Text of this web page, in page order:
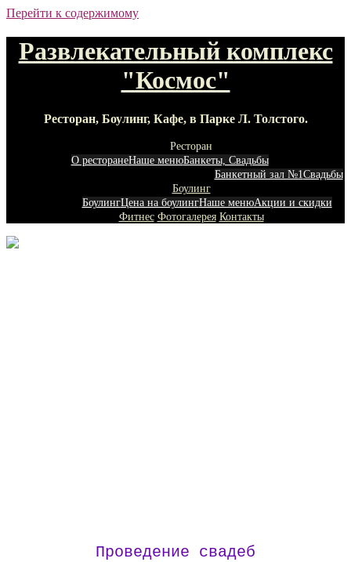
Перейти к содержимому
Развлекательный комплекс
"Космос"
Ресторан, Боулинг, Кафе, в Парке Л. Толстого.
Ресторан
О ресторанеНаше менюБанкеты, Свадьбы
Банкетный зал №1 Свадьбы
Боулинг
БоулингЦена на боулингНаше менюАкции и скидки
Фитнес Фотогалерея Контакты
Проведение свадеб